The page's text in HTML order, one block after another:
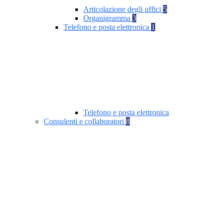
Articolazione degli uffici 5
Organigramma 3
Telefono e posta elettronica 1
Telefono e posta elettronica
Consulenti e collaboratori 8